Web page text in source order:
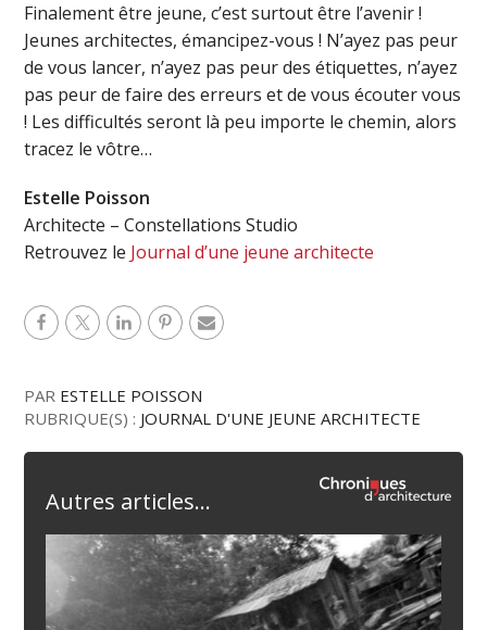
Finalement être jeune, c’est surtout être l’avenir !
Jeunes architectes, émancipez-vous ! N’ayez pas peur
de vous lancer, n’ayez pas peur des étiquettes, n’ayez
pas peur de faire des erreurs et de vous écouter vous
! Les difficultés seront là peu importe le chemin, alors
tracez le vôtre…
Estelle Poisson
Architecte – Constellations Studio
Retrouvez le Journal d’une jeune architecte
PAR ESTELLE POISSON
RUBRIQUE(S) : JOURNAL D'UNE JEUNE ARCHITECTE
Autres articles...